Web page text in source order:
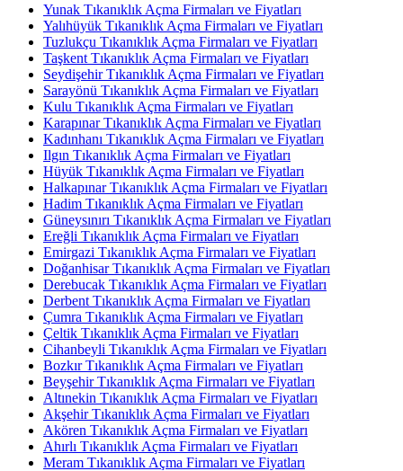
Yunak Tıkanıklık Açma Firmaları ve Fiyatları
Yalıhüyük Tıkanıklık Açma Firmaları ve Fiyatları
Tuzlukçu Tıkanıklık Açma Firmaları ve Fiyatları
Taşkent Tıkanıklık Açma Firmaları ve Fiyatları
Seydişehir Tıkanıklık Açma Firmaları ve Fiyatları
Sarayönü Tıkanıklık Açma Firmaları ve Fiyatları
Kulu Tıkanıklık Açma Firmaları ve Fiyatları
Karapınar Tıkanıklık Açma Firmaları ve Fiyatları
Kadınhanı Tıkanıklık Açma Firmaları ve Fiyatları
Ilgın Tıkanıklık Açma Firmaları ve Fiyatları
Hüyük Tıkanıklık Açma Firmaları ve Fiyatları
Halkapınar Tıkanıklık Açma Firmaları ve Fiyatları
Hadim Tıkanıklık Açma Firmaları ve Fiyatları
Güneysınırı Tıkanıklık Açma Firmaları ve Fiyatları
Ereğli Tıkanıklık Açma Firmaları ve Fiyatları
Emirgazi Tıkanıklık Açma Firmaları ve Fiyatları
Doğanhisar Tıkanıklık Açma Firmaları ve Fiyatları
Derebucak Tıkanıklık Açma Firmaları ve Fiyatları
Derbent Tıkanıklık Açma Firmaları ve Fiyatları
Çumra Tıkanıklık Açma Firmaları ve Fiyatları
Çeltik Tıkanıklık Açma Firmaları ve Fiyatları
Cihanbeyli Tıkanıklık Açma Firmaları ve Fiyatları
Bozkır Tıkanıklık Açma Firmaları ve Fiyatları
Beyşehir Tıkanıklık Açma Firmaları ve Fiyatları
Altınekin Tıkanıklık Açma Firmaları ve Fiyatları
Akşehir Tıkanıklık Açma Firmaları ve Fiyatları
Akören Tıkanıklık Açma Firmaları ve Fiyatları
Ahırlı Tıkanıklık Açma Firmaları ve Fiyatları
Meram Tıkanıklık Açma Firmaları ve Fiyatları